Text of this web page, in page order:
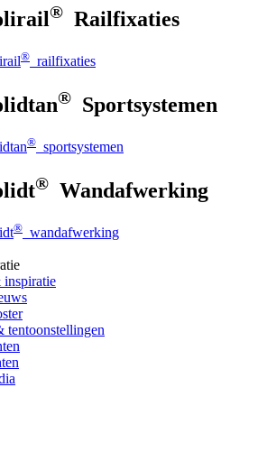
® Railfixaties
® railfixaties
® Sportsystemen
® sportsystemen
® Wandafwerking
® wandafwerking
inspiratie
tentoonstellingen